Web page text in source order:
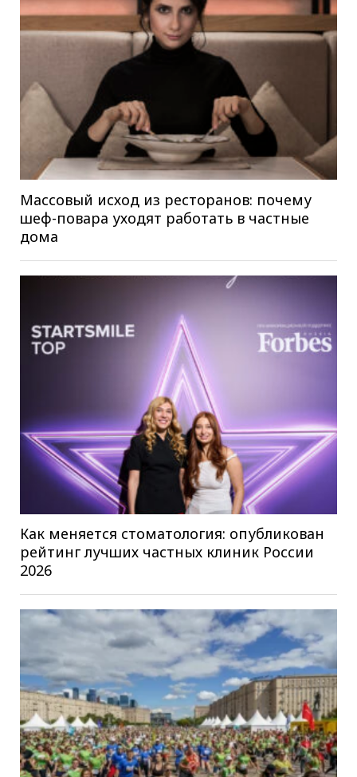
Массовый исход из ресторанов: почему
шеф-повара уходят работать в частные
дома
Как меняется стоматология: опубликован
рейтинг лучших частных клиник России
2026